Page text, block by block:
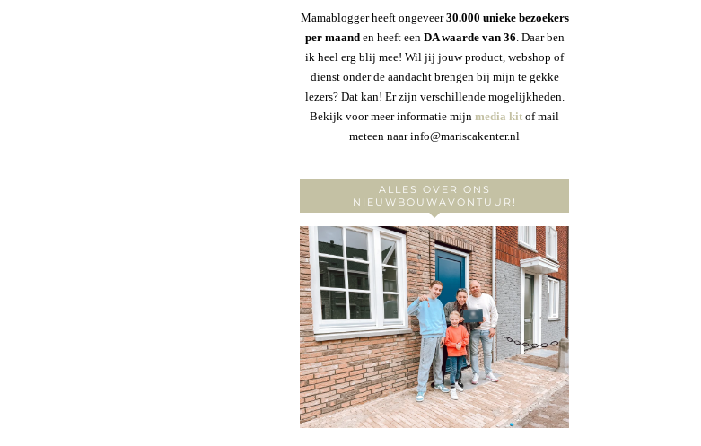
Mamablogger heeft ongeveer30.000 unieke bezoekers
per maanden heeft een DA waarde van 36. Daar ben
ik heel erg blij mee! Wil jij jouw product, webshop of
dienst onder de aandacht brengen bij mijn te gekke
lezers? Dat kan! Er zijn verschillende mogelijkheden.
Bekijk voor meer informatie mijn media kit of mail
meteen naar info@mariscakenter.nl
ALLES OVER ONS
NIEUWBOUWAVONTUUR!